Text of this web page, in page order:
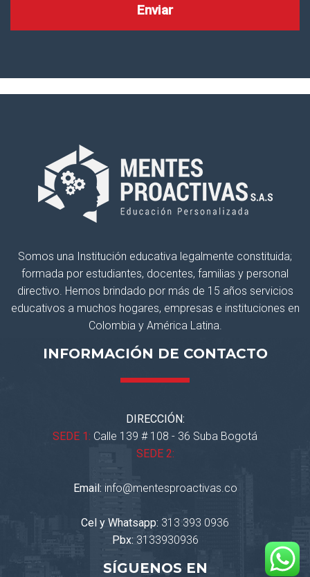
Somos una Institución educativa legalmente constituida;
formada por estudiantes, docentes, familias y personal
directivo. Hemos brindado por más de 15 años servicios
educativos a muchos hogares, empresas e instituciones en
Colombia y América Latina.
INFORMACIÓN DE CONTACTO
DIRECCIÓN:
SEDE 1: Calle 139 # 108 - 36 Suba Bogotá
SEDE 2:
Email: info@mentesproactivas.co
Cel y Whatsapp: 313 393 0936
Pbx: 3133930936
SÍGUENOS EN